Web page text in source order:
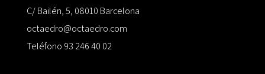
C/ Bailén, 5, 08010 Barcelona
octaedro@octaedro.com
Teléfono 93 246 40 02